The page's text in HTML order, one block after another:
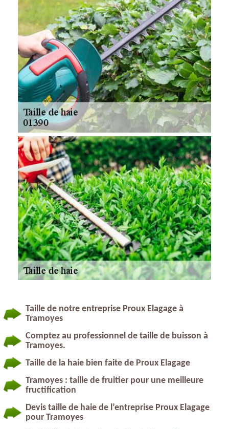
Taille de notre entreprise Proux Elagage à
Tramoyes
Comptez au professionnel de taille de buisson à
Tramoyes.
Taille de la haie bien faite de Proux Elagage
Tramoyes : taille de fruitier pour une meilleure
fructification
Devis taille de haie de l’entreprise Proux Elagage
pour Tramoyes